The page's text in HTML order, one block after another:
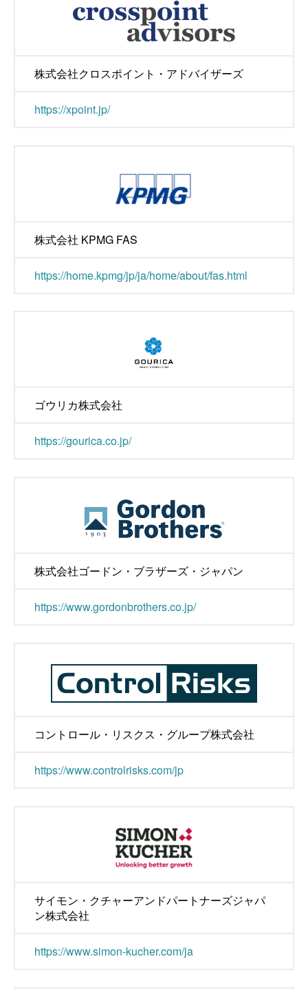
株式会社クロスポイント・アドバイザーズ
https://xpoint.jp/
株式会社 KPMG FAS
https://home.kpmg/jp/ja/home/about/fas.html
ゴウリカ株式会社
https://gourica.co.jp/
株式会社ゴードン・ブラザーズ・ジャパン
https://www.gordonbrothers.co.jp/
コントロール・リスクス・グループ株式会社
https://www.controlrisks.com/jp
サイモン・クチャーアンドパートナーズジャパ
ン株式会社
https://www.simon-kucher.com/ja